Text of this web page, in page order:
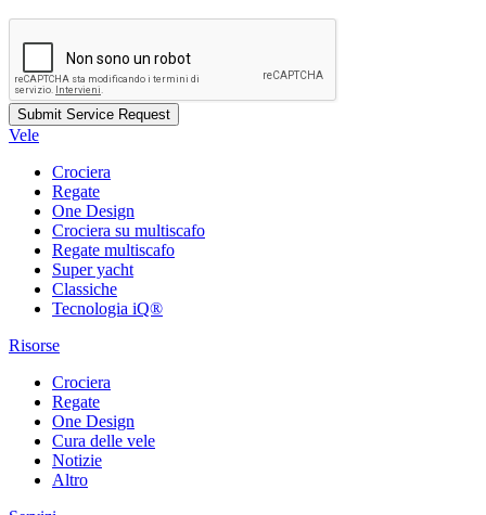
Vele
Crociera
Regate
One Design
Crociera su multiscafo
Regate multiscafo
Super yacht
Classiche
Tecnologia iQ®
Risorse
Crociera
Regate
One Design
Cura delle vele
Notizie
Altro